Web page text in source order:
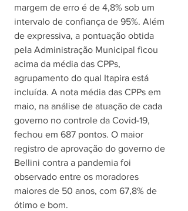
margem de erro é de 4,8% sob um
intervalo de confiança de 95%. Além
de expressiva, a pontuação obtida
pela Administração Municipal ficou
acima da média das CPPs,
agrupamento do qual Itapira está
incluída. A nota média das CPPs em
maio, na análise de atuação de cada
governo no controle da Covid-19,
fechou em 687 pontos. O maior
registro de aprovação do governo de
Bellini contra a pandemia foi
observado entre os moradores
maiores de 50 anos, com 67,8% de
ótimo e bom.